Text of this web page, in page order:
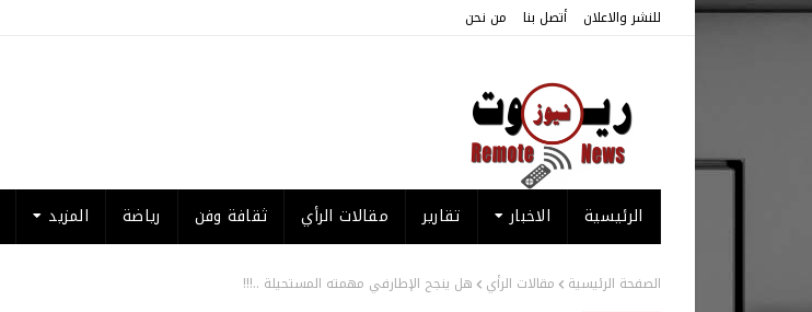
للنشر والاعلان أتصل بنا من نحن
الرئيسية الاخبار تقارير مقالات الرأي ثقافة وفن رياضة المزيد
الصفحة الرئيسية مقالات الرأي هل ينجح الإطارفي مهمته المستحيلة ..!!!